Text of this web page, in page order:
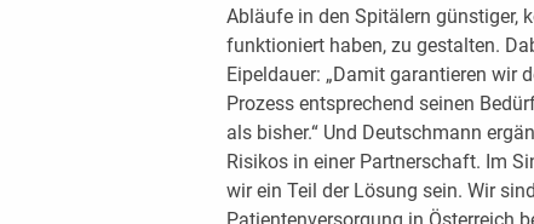
Abläufe in den Spitälern günstiger,
funktioniert haben, zu gestalten.
Eipeldauer: „Damit garantieren wir
Prozess entsprechend seinen
als bisher.“ Und Deutschmann
Risikos in einer Partnerschaft. Im
wir ein Teil der Lösung sein. Wir